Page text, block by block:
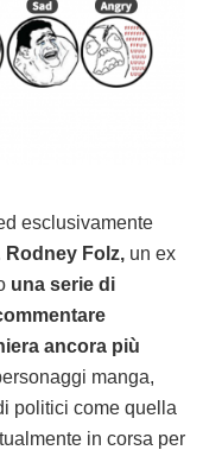
esclusivamente
Rodney Folz, un ex
una serie di
ancora più
manga,
politici come quella
in corsa per